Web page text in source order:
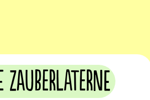
Zauberlaterne